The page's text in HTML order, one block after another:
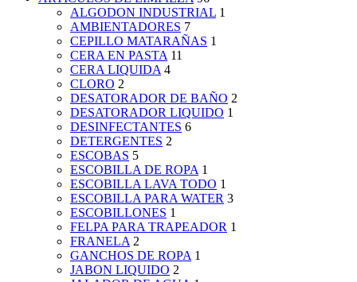
ALGODON INDUSTRIAL 1
AMBIENTADORES 7
CEPILLO MATARAÑAS 1
CERA EN PASTA 11
CERA LIQUIDA 4
CLORO 2
DESATORADOR DE BAÑO 2
DESATORADOR LIQUIDO 1
DESINFECTANTES 6
DETERGENTES 2
ESCOBAS 5
ESCOBILLA DE ROPA 1
ESCOBILLA LAVA TODO 1
ESCOBILLA PARA WATER 3
ESCOBILLONES 1
FELPA PARA TRAPEADOR 1
FRANELA 2
GANCHOS DE ROPA 1
JABON LIQUIDO 2